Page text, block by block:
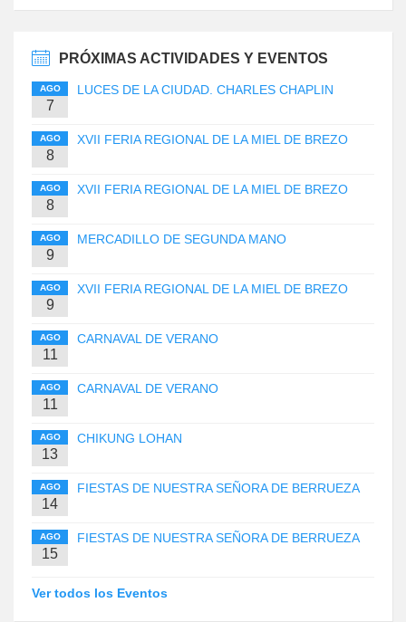
PRÓXIMAS ACTIVIDADES Y EVENTOS
AGO
7
LUCES DE LA CIUDAD. CHARLES CHAPLIN
AGO
8
XVII FERIA REGIONAL DE LA MIEL DE BREZO
AGO
8
XVII FERIA REGIONAL DE LA MIEL DE BREZO
AGO
9
MERCADILLO DE SEGUNDA MANO
AGO
9
XVII FERIA REGIONAL DE LA MIEL DE BREZO
AGO
11
CARNAVAL DE VERANO
AGO
11
CARNAVAL DE VERANO
AGO
13
CHIKUNG LOHAN
AGO
14
FIESTAS DE NUESTRA SEÑORA DE BERRUEZA
AGO
15
FIESTAS DE NUESTRA SEÑORA DE BERRUEZA
Ver todos los Eventos